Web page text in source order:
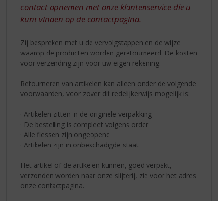
contact opnemen met onze klantenservice die u
kunt vinden op de contactpagina.
Zij bespreken met u de vervolgstappen en de wijze
waarop de producten worden geretourneerd. De kosten
voor verzending zijn voor uw eigen rekening.
Retourneren van artikelen kan alleen onder de volgende
voorwaarden, voor zover dit redelijkerwijs mogelijk is:
· Artikelen zitten in de originele verpakking
· De bestelling is compleet volgens order
· Alle flessen zijn ongeopend
· Artikelen zijn in onbeschadigde staat
Het artikel of de artikelen kunnen, goed verpakt,
verzonden worden naar onze slijterij, zie voor het adres
onze contactpagina.